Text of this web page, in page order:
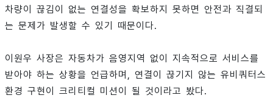
차량이 끊김이 없는 연결성을 확보하지 못하면 안전과 직결되
는 문제가 발생할 수 있기 때문이다.
이원우 사장은 자동차가 음영지역 없이 지속적으로 서비스를
받아야 하는 상황을 언급하며, 연결이 끊기지 않는 유비쿼터스
환경 구현이 크리티컬 미션이 될 것이라고 봤다.